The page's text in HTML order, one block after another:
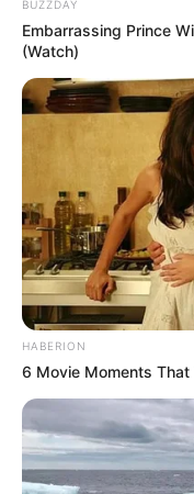
BUZZDAY
Embarrassing Prince
(Watch)
HABERION
6 Movie Moments That